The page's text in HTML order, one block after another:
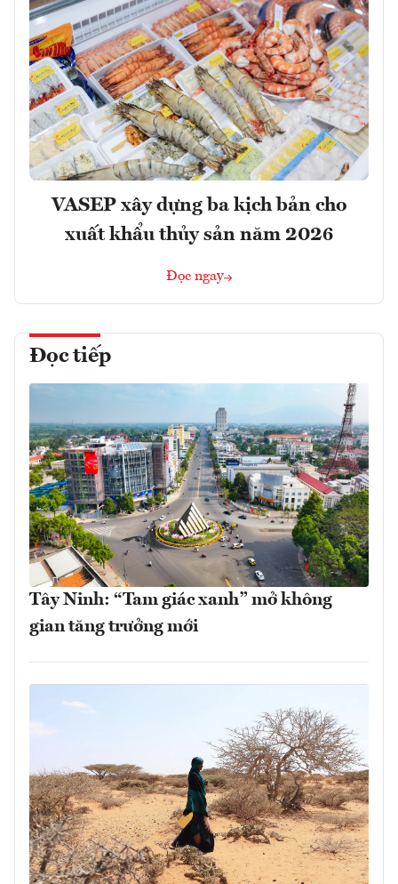
VASEP xây dựng ba kịch bản cho
xuất khẩu thủy sản năm 2026
Đọc ngay
Đọc tiếp
Tây Ninh: “Tam giác xanh” mở không
gian tăng trưởng mới